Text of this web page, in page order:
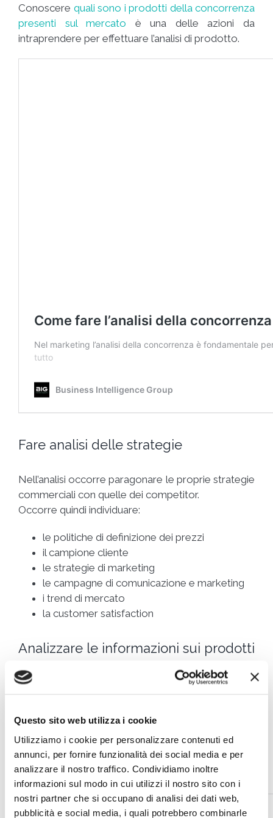
Questo sito web utilizza i cookie
Utilizziamo i cookie per personalizzare contenuti ed
annunci, per fornire funzionalità dei social media e per
analizzare il nostro traffico. Condividiamo inoltre
informazioni sul modo in cui utilizzi il nostro sito con i
nostri partner che si occupano di analisi dei dati web,
pubblicità e social media, i quali potrebbero combinarle
Conoscere quali sono i prodotti della concorrenza
presenti sul mercato è una delle azioni da
intraprendere per effettuare l’analisi di prodotto.
Fare analisi delle strategie
Nell’analisi occorre paragonare le proprie strategie
commerciali con quelle dei competitor.
Occorre quindi individuare:
le politiche di definizione dei prezzi
il campione cliente
le strategie di marketing
le campagne di comunicazione e marketing
i trend di mercato
la customer satisfaction
Analizzare le informazioni sui prodotti
Grazie ai dati raccolti con l’analisi delle strategie, le
importanti per impostare o ridefinire il proprio
piano commerciale. E inoltre utilizzare a proprio
vantaggio eventuali criticità rilevate rispetto ai
prodotti o alle strategie della concorrenza.